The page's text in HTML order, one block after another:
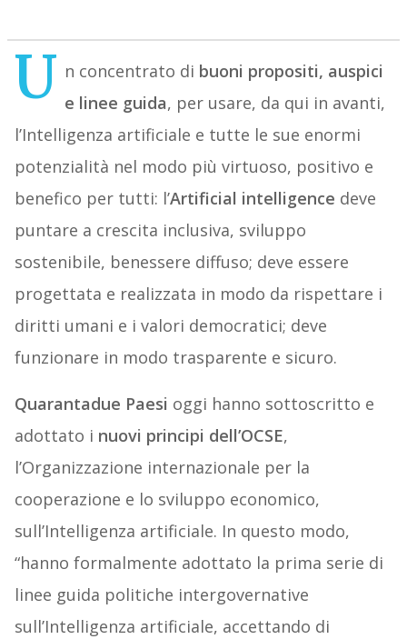
U n concentrato di buoni propositi, auspici
e linee guida, per usare, da qui in avanti,
l’Intelligenza artificiale e tutte le sue enormi
potenzialità nel modo più virtuoso, positivo e
benefico per tutti: l’Artificial intelligence deve
puntare a crescita inclusiva, sviluppo
sostenibile, benessere diffuso; deve essere
progettata e realizzata in modo da rispettare i
diritti umani e i valori democratici; deve
funzionare in modo trasparente e sicuro.
Quarantadue Paesi oggi hanno sottoscritto e
adottato i nuovi principi dell’OCSE,
l’Organizzazione internazionale per la
cooperazione e lo sviluppo economico,
sull’Intelligenza artificiale. In questo modo,
“hanno formalmente adottato la prima serie di
linee guida politiche intergovernative
sull’Intelligenza artificiale, accettando di